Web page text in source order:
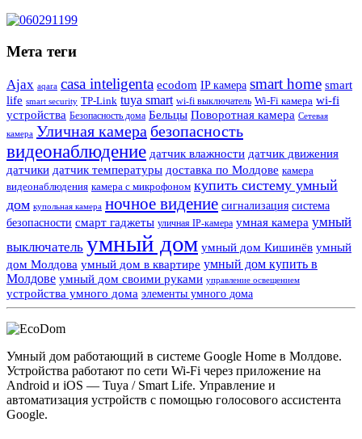
Мета теги
Ajax aqara casa inteligenta ecodom IP камера smart home smart
life smart security TP-Link tuya smart wi-fi выключатель Wi-Fi камера wi-fi
устройства Безопасность дома Бельцы Поворотная камера Сетевая
камера Уличная камера безопасность
видеонаблюдение датчик влажности датчик движения
датчики датчик температуры доставка по Молдове камера
видеонаблюдения камера с микрофоном купить систему умный
дом купольная камера ночное видение сигнализация система
безопасности смарт гаджеты уличная IP-камера умная камера умный
выключатель умный дом умный дом Кишинёв умный
дом Молдова умный дом в квартире умный дом купить в
Молдове умный дом своими руками управление освещением
устройства умного дома элементы умного дома
Умный дом работающий в системе Google Home в Молдове.
Устройства работают по сети Wi-Fi через приложение на
Android и iOS — Tuya / Smart Life. Управление и
автоматизация устройств с помощью голосового ассистента
Google.